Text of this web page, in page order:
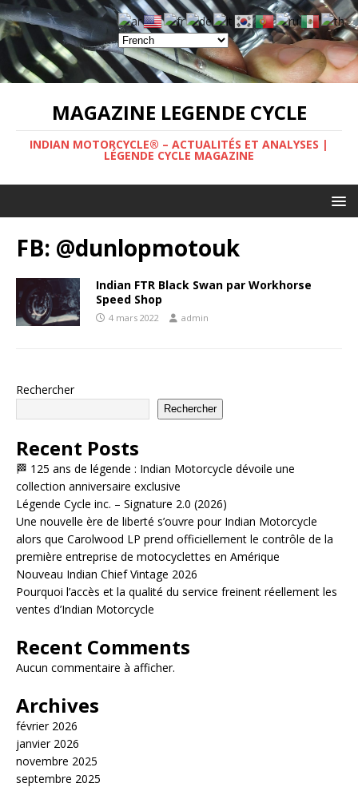
MAGAZINE LEGENDE CYCLE
INDIAN MOTORCYCLE® – ACTUALITÉS ET ANALYSES |
LÉGENDE CYCLE MAGAZINE
FB: @dunlopmotouk
Indian FTR Black Swan par Workhorse
Speed Shop
4 mars 2022 admin
Rechercher
Rechercher
Recent Posts
🏁 125 ans de légende : Indian Motorcycle dévoile une
collection anniversaire exclusive
Légende Cycle inc. – Signature 2.0 (2026)
Une nouvelle ère de liberté s’ouvre pour Indian Motorcycle
alors que Carolwood LP prend officiellement le contrôle de la
première entreprise de motocyclettes en Amérique
Nouveau Indian Chief Vintage 2026
Pourquoi l’accès et la qualité du service freinent réellement les
ventes d’Indian Motorcycle
Recent Comments
Aucun commentaire à afficher.
Archives
février 2026
janvier 2026
novembre 2025
septembre 2025